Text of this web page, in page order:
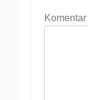
Komentar